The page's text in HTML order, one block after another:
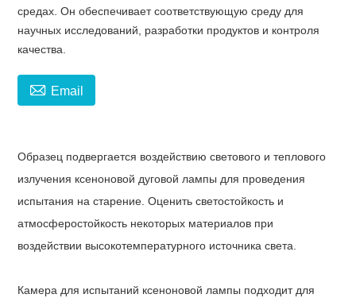
средах. Он обеспечивает соответствующую среду для
научных исследований, разработки продуктов и контроля
качества.
 Email
Образец подвергается воздействию светового и теплового
излучения ксеноновой дуговой лампы для проведения
испытания на старение. Оценить светостойкость и
атмосферостойкость некоторых материалов при
воздействии высокотемпературного источника света.
Камера для испытаний ксеноновой лампы подходит для